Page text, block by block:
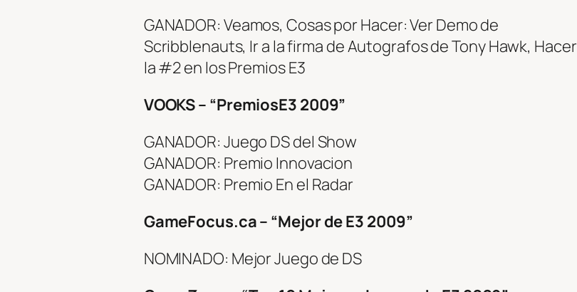
GANADOR: Veamos, Cosas por Hacer: Ver Demo de
Scribblenauts, Ir a la firma de Autografos de Tony Hawk, Hacer
la #2 en los Premios E3
VOOKS – “PremiosE3 2009”
GANADOR: Juego DS del Show
GANADOR: Premio Innovacion
GANADOR: Premio En el Radar
GameFocus.ca – “Mejor de E3 2009”
NOMINADO: Mejor Juego de DS